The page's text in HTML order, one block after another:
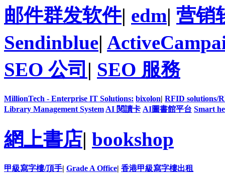
邮件群发软件| edm| 营销
Sendinblue|
SEO 公司 | SEO 服務
MillionTech - Enterprise IT Solutions: bixolon| RFID solutions/
Library Management System AI 閱讀卡 AI圖書館平台 Smart
網上書店| bookshop
甲級寫字樓/頂手| Grade A Office| 香港甲級寫字樓出租